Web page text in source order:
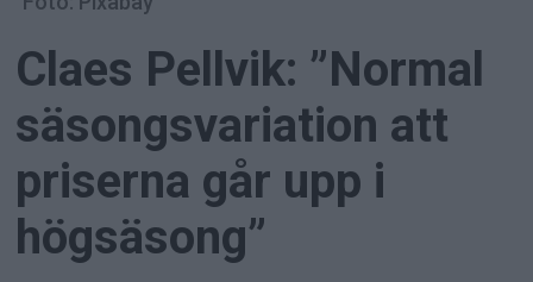
Claes Pellvik: ”Normal
säsongsvariation att
priserna går upp i
högsäsong”